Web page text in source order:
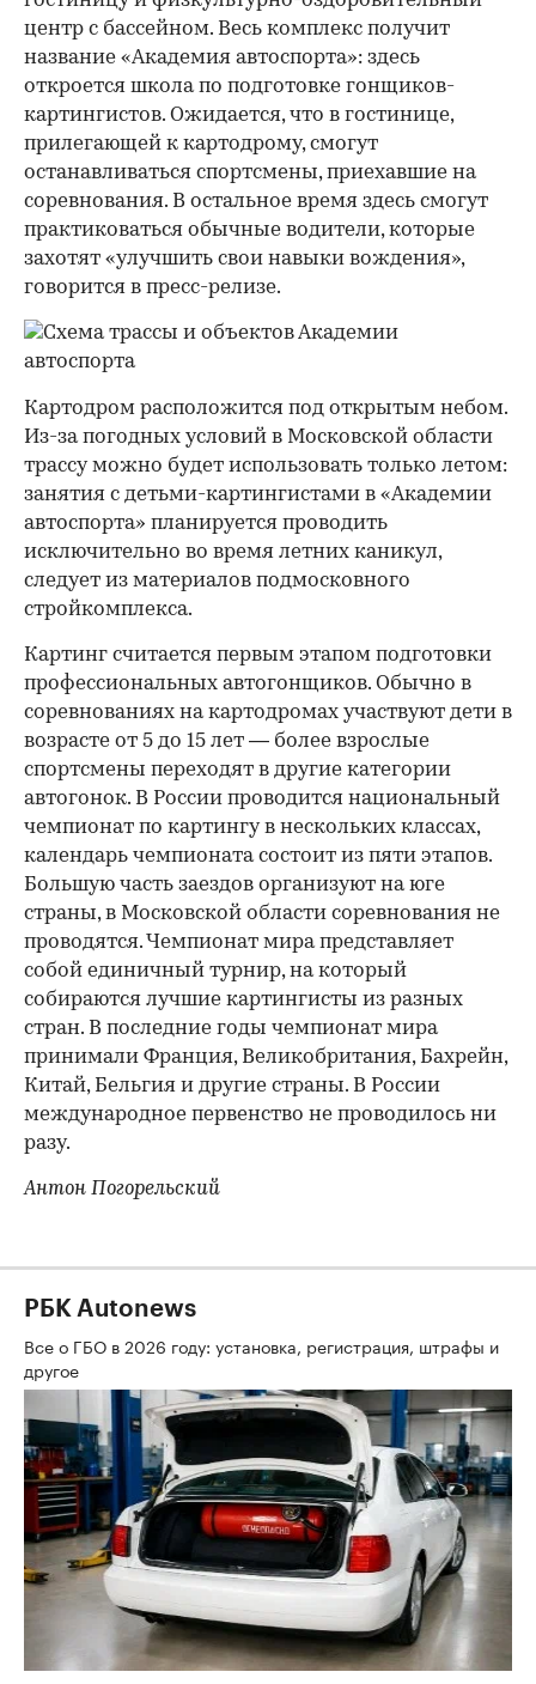
центр с бассейном. Весь комплекс получит
название «Академия автоспорта»: здесь
откроется школа по подготовке гонщиков-
картингистов. Ожидается, что в гостинице,
прилегающей к картодрому, смогут
останавливаться спортсмены, приехавшие на
соревнования. В остальное время здесь смогут
практиковаться обычные водители, которые
захотят «улучшить свои навыки вождения»,
говорится в пресс-релизе.
Картодром расположится под открытым небом.
Из-за погодных условий в Московской области
трассу можно будет использовать только летом:
занятия с детьми-картингистами в «Академии
автоспорта» планируется проводить
исключительно во время летних каникул,
следует из материалов подмосковного
стройкомплекса.
Картинг считается первым этапом подготовки
профессиональных автогонщиков. Обычно в
соревнованиях на картодромах участвуют дети в
возрасте от 5 до 15 лет — более взрослые
спортсмены переходят в другие категории
автогонок. В России проводится национальный
чемпионат по картингу в нескольких классах,
календарь чемпионата состоит из пяти этапов.
Большую часть заездов организуют на юге
страны, в Московской области соревнования не
проводятся. Чемпионат мира представляет
собой единичный турнир, на который
собираются лучшие картингисты из разных
стран. В последние годы чемпионат мира
принимали Франция, Великобритания, Бахрейн,
Китай, Бельгия и другие страны. В России
международное первенство не проводилось ни
разу.
Антон Погорельский
РБК Autonews
Все о ГБО в 2026 году: установка, регистрация, штрафы и
другое